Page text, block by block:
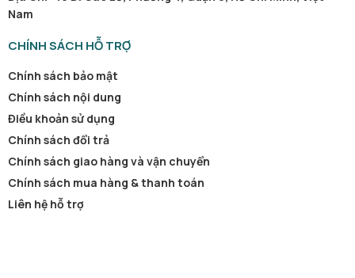
Nam
CHÍNH SÁCH HỖ TRỢ
Chính sách bảo mật
Chính sách nội dung
Điều khoản sử dụng
Chính sách đổi trả
Chính sách giao hàng và vận chuyển
Chính sách mua hàng & thanh toán
Liên hệ hỗ trợ